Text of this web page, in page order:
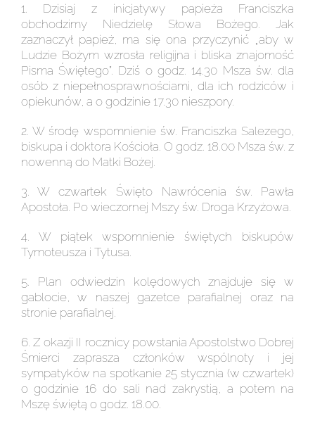
1. Dzisiaj z inicjatywy papieża Franciszka
obchodzimy Niedzielę Słowa Bożego. Jak
zaznaczył papież, ma się ona przyczynić „aby w
Ludzie Bożym wzrosła religijna i bliska znajomość
Pisma Świętego”. Dziś o godz. 14.30 Msza św. dla
osób z niepełnosprawnościami, dla ich rodziców i
opiekunów, a o godzinie 17.30 nieszpory.
2. W środę wspomnienie św. Franciszka Salezego,
biskupa i doktora Kościoła. O godz. 18.00 Msza św. z
nowenną do Matki Bożej.
3. W czwartek Święto Nawrócenia św. Pawła
Apostoła. Po wieczornej Mszy św. Droga Krzyżowa.
4. W piątek wspomnienie świętych biskupów
Tymoteusza i Tytusa.
5. Plan odwiedzin kolędowych znajduje się w
gablocie, w naszej gazetce parafialnej oraz na
stronie parafialnej.
6. Z okazji II rocznicy powstania Apostolstwo Dobrej
Śmierci zaprasza członków wspólnoty i jej
sympatyków na spotkanie 25 stycznia (w czwartek)
o godzinie 16 do sali nad zakrystią, a potem na
Mszę świętą o godz. 18.00.